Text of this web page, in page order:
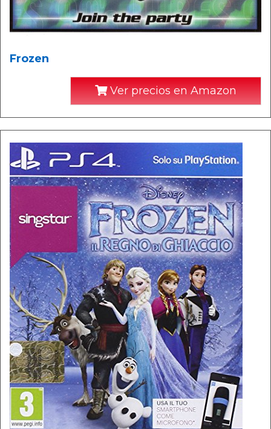
Frozen
Ver precios en Amazon